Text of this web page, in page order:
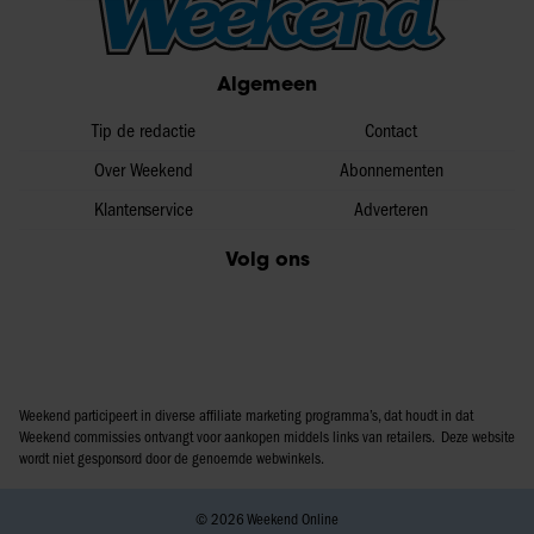
informatie over uw gebruik van onze site met onze
partners voor social media, adverteren en analyse. Deze
partners kunnen deze gegevens combineren met andere
verzameld op basis van uw gebruik van hun services. U
gaat akkoord met onze cookies als u onze website blijft
Algemeen
Tip de redactie
Over Weekend
Klantenservice
Contact
Abonnementen
Adverteren
Volg ons
Weekend participeert in diverse affiliate marketing programma’s, dat houdt in dat
Weekend commissies ontvangt voor aankopen middels links van retailers. Deze website
wordt niet gesponsord door de genoemde webwinkels.
© 2026 Weekend Online